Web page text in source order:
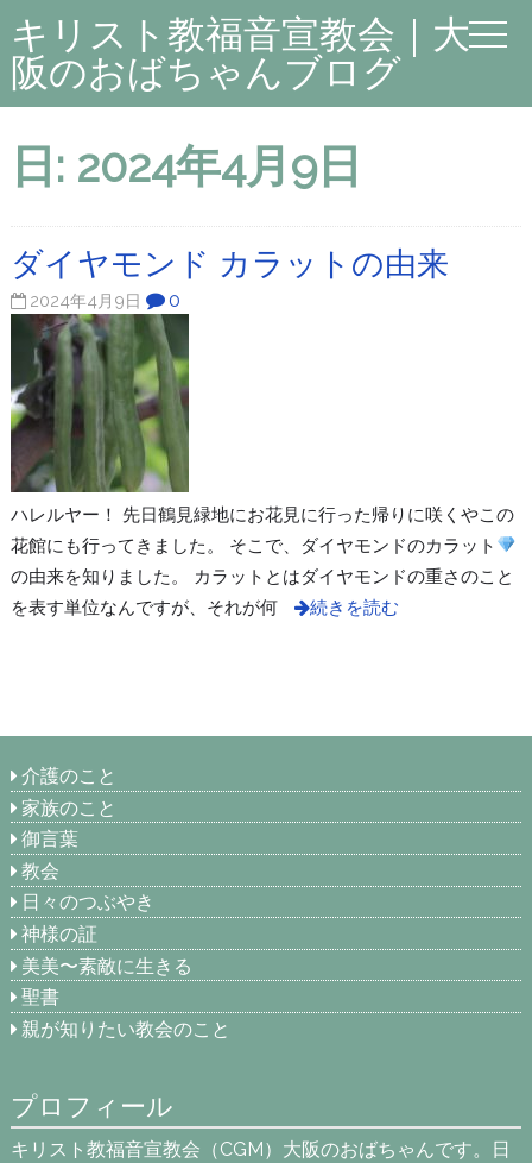
キリスト教福音宣教会｜大
阪のおばちゃんブログ
日: 2024年4月9日
ダイヤモンド カラットの由来
2024年4月9日 0
ハレルヤー！ 先日鶴見緑地にお花見に行った帰りに咲くやこの
花館にも行ってきました。 そこで、ダイヤモンドのカラット
の由来を知りました。 カラットとはダイヤモンドの重さのこと
を表す単位なんですが、それが何
続きを読む
介護のこと
家族のこと
御言葉
教会
日々のつぶやき
神様の証
美美〜素敵に生きる
聖書
親が知りたい教会のこと
プロフィール
キリスト教福音宣教会（CGM）大阪のおばちゃんです。日